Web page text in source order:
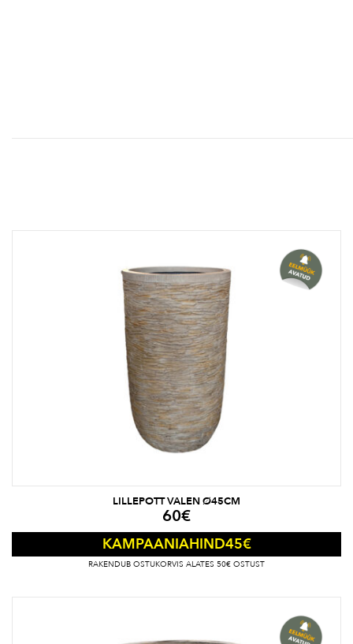
LILLEPOTT VALEN Ø45CM
60€
KAMPAANIAHIND45€
RAKENDUB OSTUKORVIS ALATES 50€ OSTUST